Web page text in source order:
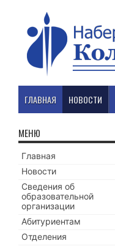
ГЛАВНАЯ НОВОСТИ
МЕНЮ
Главная
Новости
Сведения об
образовательной
организации
Абитуриентам
Отделения